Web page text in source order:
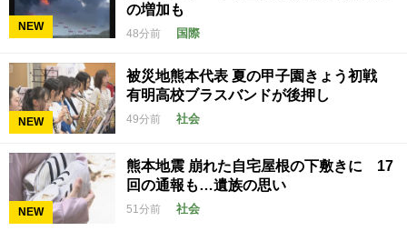
NEW
の増加も
48分前 国際
NEW
被災地熊本代表 夏の甲子園きょう初戦
有明高校ブラスバンドが後押し
49分前 社会
NEW
熊本地震 崩れた自宅屋根の下敷きに 17
回の通報も…遺族の思い
51分前 社会